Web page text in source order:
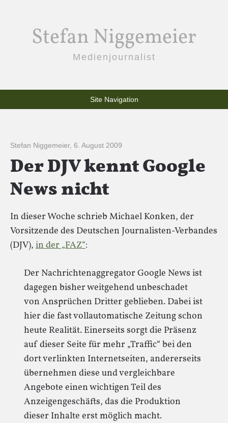
Stefan Niggemeier
Medienjournalist
Site Navigation
Stefan Niggemeier, 6. August 2009
Der DJV kennt Google
News nicht
In dieser Woche schrieb Michael Konken, der
Vorsitzende des Deutschen Journalisten-Verbandes
(DJV), in der „FAZ“:
Der Nachrichtenaggregator Google News ist
dagegen bisher weitgehend unbeschadet
von Ansprüchen Dritter geblieben. Dabei ist
hier die fast vollautomatische Zeitung schon
heute Realität. Einerseits sorgt die Präsenz
auf dieser Seite für mehr „Traffic“ bei den
dort verlinkten Internetseiten, andererseits
übernehmen diese und vergleichbare
Angebote einen wichtigen Teil des
Anzeigengeschäfts, das die Produktion
dieser Inhalte erst möglich macht.